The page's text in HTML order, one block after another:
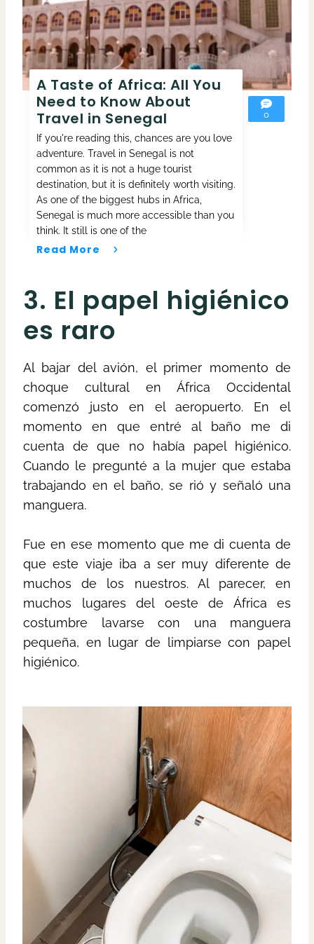
A Taste of Africa: All You
Need to Know About
Travel in Senegal
If you're reading this, chances are you love
adventure. Travel in Senegal is not
common as it is not a huge tourist
destination, but it is definitely worth visiting.
As one of the biggest hubs in Africa,
Senegal is much more accessible than you
think. It still is one of the
Read More
0
3. El papel higiénico
es raro
Al bajar del avión, el primer momento de
choque cultural en África Occidental
comenzó justo en el aeropuerto. En el
momento en que entré al baño me di
cuenta de que no había papel higiénico.
Cuando le pregunté a la mujer que estaba
trabajando en el baño, se rió y señaló una
manguera.
Fue en ese momento que me di cuenta de
que este viaje iba a ser muy diferente de
muchos de los nuestros. Al parecer, en
muchos lugares del oeste de África es
costumbre lavarse con una manguera
pequeña, en lugar de limpiarse con papel
higiénico.